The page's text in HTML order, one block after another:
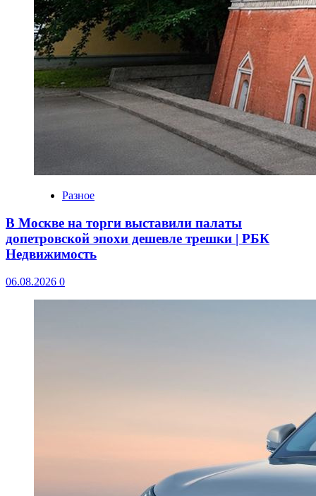
Разное
В Москве на торги выставили палаты
допетровской эпохи дешевле трешки | РБК
Недвижимость
06.08.2026 0